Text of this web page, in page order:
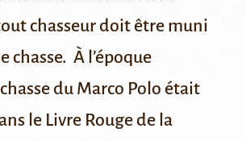
chasseur doit être muni
chasse. À l’époque
du Marco Polo était
le Livre Rouge de la